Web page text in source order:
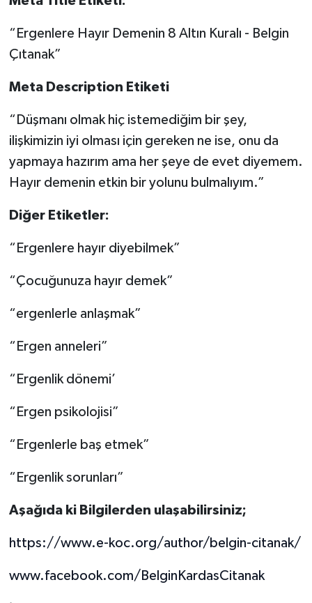
“Ergenlere Hayır Demenin 8 Altın Kuralı - Belgin
Çıtanak”
Meta Description Etiketi
“Düşmanı olmak hiç istemediğim bir şey,
ilişkimizin iyi olması için gereken ne ise, onu da
yapmaya hazırım ama her şeye de evet diyemem.
Hayır demenin etkin bir yolunu bulmalıyım.”
Diğer Etiketler:
“Ergenlere hayır diyebilmek”
“Çocuğunuza hayır demek”
“ergenlerle anlaşmak”
“Ergen anneleri”
“Ergenlik dönemi’
“Ergen psikolojisi”
“Ergenlerle baş etmek”
“Ergenlik sorunları”
Aşağıda ki Bilgilerden ulaşabilirsiniz;
https://www.e-koc.org/author/belgin-citanak/
www.facebook.com/BelginKardasCitanak